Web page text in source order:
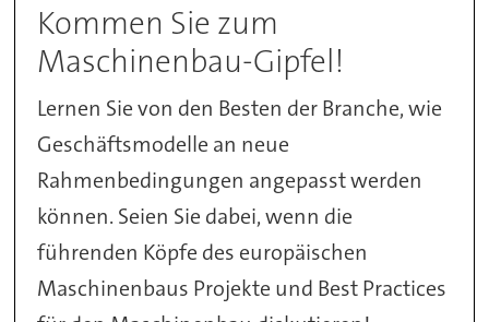
Kommen Sie zum
Maschinenbau-Gipfel!
Lernen Sie von den Besten der Branche, wie
Geschäftsmodelle an neue
Rahmenbedingungen angepasst werden
können. Seien Sie dabei, wenn die
führenden Köpfe des europäischen
Maschinenbaus Projekte und Best Practices